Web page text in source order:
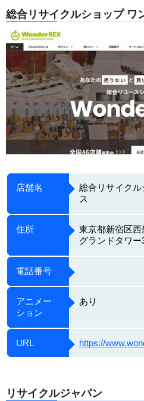
総合リサイクルショップ ワ
店舗名
総合リサイク
ス
住所
東京都新宿区
グランドタワー
電話番号
アニメー
ション
あり
URL https://
リサイクルジャパン